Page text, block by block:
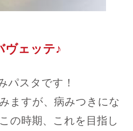
ヴェッテ♪
パスタです！
ますが、病みつきにな
の時期、これを目指し